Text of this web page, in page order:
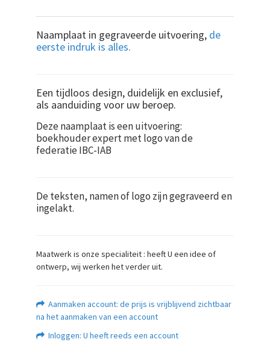
Naamplaat in gegraveerde uitvoering, de
eerste indruk is alles.
Een tijdloos design, duidelijk en exclusief,
als aanduiding voor uw beroep.
Deze naamplaat is een uitvoering:
boekhouder expert met logo van de
federatie IBC-IAB
De teksten, namen of logo zijn gegraveerd en
ingelakt.
Maatwerk is onze specialiteit : heeft U een idee of
ontwerp, wij werken het verder uit.
Aanmaken account: de prijs is vrijblijvend zichtbaar
na het aanmaken van een account
Inloggen: U heeft reeds een account